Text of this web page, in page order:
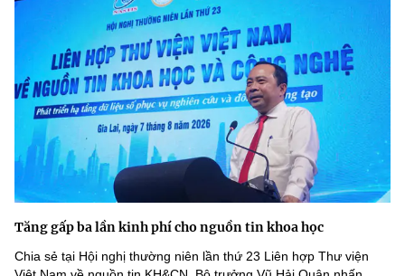
Tăng gấp ba lần kinh phí cho nguồn tin khoa học
Chia sẻ tại Hội nghị thường niên lần thứ 23 Liên hợp Thư viện